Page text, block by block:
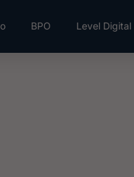
BPO Level Digital